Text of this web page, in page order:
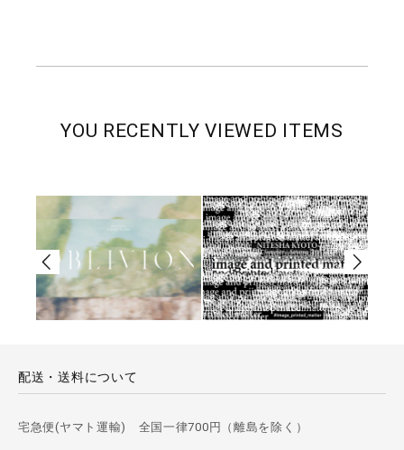
YOU RECENTLY VIEWED ITEMS
配送・送料について
宅急便(ヤマト運輸) 全国一律700円（離島を除く）